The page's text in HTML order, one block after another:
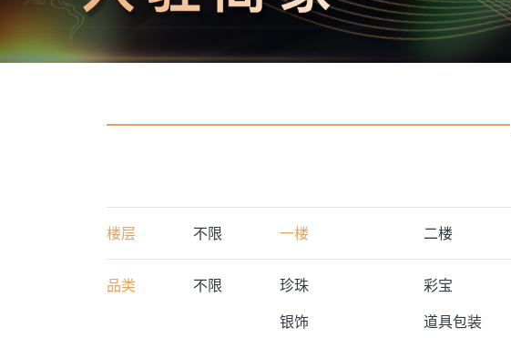
楼层 不限 一楼 二楼
品类 不限 珍珠 彩宝
银饰
道具包装